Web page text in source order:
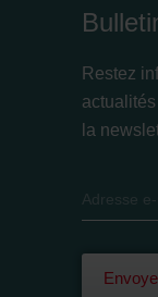
Restez
la